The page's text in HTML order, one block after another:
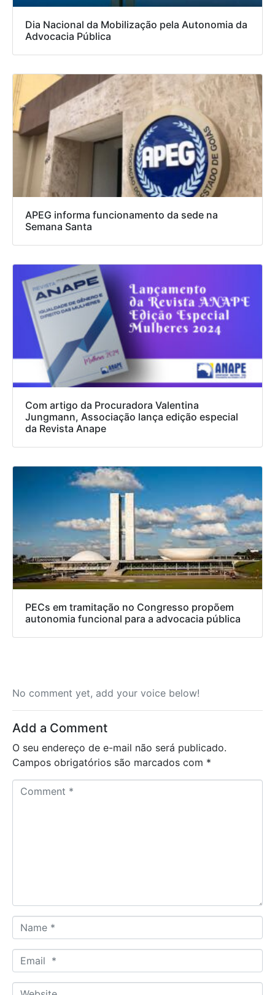
Dia Nacional da Mobilização pela Autonomia da
Advocacia Pública
APEG informa funcionamento da sede na
Semana Santa
Com artigo da Procuradora Valentina
Jungmann, Associação lança edição especial
da Revista Anape
PECs em tramitação no Congresso propõem
autonomia funcional para a advocacia pública
No comment yet, add your voice below!
Add a Comment
O seu endereço de e-mail não será publicado.
Campos obrigatórios são marcados com *
a
m
*
m
aW